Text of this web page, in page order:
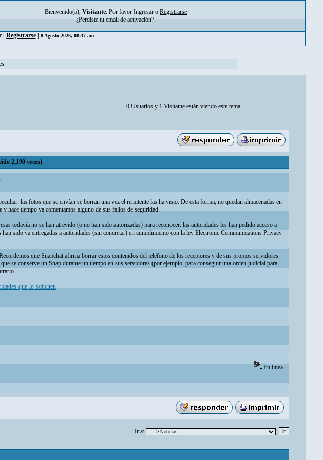
Bienvenido(a), Visitante. Por favor Ingresar o Registrarse
¿Perdiste tu email de activación?.
| Registrarse| 8 Agosto 2026, 08:37 am
0 Usuarios y 1 Visitante están viendo este tema.
2,190 veces)
las fotos que se envían se borran una vez el remitente las ha visto. De esta forma, no quedan almacenadas en
hace tiempo ya comentamos alguno de sus fallos de seguridad.
todavía no se han atrevido (o no han sido autorizadas) para reconocer: las autoridades les han pedido acceso a
sido ya entregadas a autoridades (sin concretar) en cumplimiento con la ley Electronic Communications Privacy
que Snapchat afirma borrar estos contenidos del teléfono de los receptores y de sus propios servidores
se conserve un Snap durante un tiempo en sus servidores (por ejemplo, para conseguir una orden judicial para
que-lo-soliciten
En línea
Ir a: